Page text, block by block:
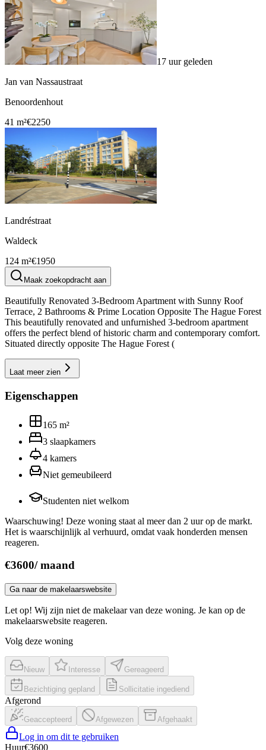
17 uur geleden
Jan van Nassaustraat
Benoordenhout
41 m²€2250
Landréstraat
Waldeck
124 m²€1950
Maak zoekopdracht aan
Beautifully Renovated 3-Bedroom Apartment with Sunny Roof
Terrace, 2 Bathrooms & Prime Location Opposite The Hague Forest
This beautifully renovated and unfurnished 3-bedroom apartment
offers the perfect blend of historic charm and contemporary comfort.
Situated directly opposite The Hague Forest (
Laat meer zien
Eigenschappen
165 m²
3 slaapkamers
4 kamers
Niet gemeubileerd
Studenten niet welkom
Waarschuwing! Deze woning staat al meer dan 2 uur op de markt.
Het is waarschijnlijk al verhuurd, omdat vaak honderden mensen
reageren.
€3600/maand
Ga naar de makelaarswebsite
Let op! Wij zijn niet de makelaar van deze woning. Je kan op de
makelaarswebsite reageren.
Volg deze woning
Nieuw Interesse Gereageerd
Bezichtiging gepland Sollicitatie ingediend
Afgerond
Geaccepteerd Afgewezen Afgehaakt
Log in om dit te gebruiken
Huur€3600